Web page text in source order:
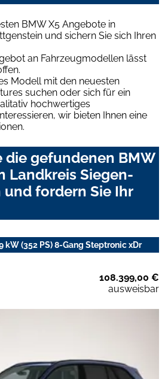
BMW X5 Angebote in
und sichern Sie sich Ihren
an Fahrzeugmodellen lässt
Modell mit den neuesten
suchen oder sich für ein
hochwertiges
wir bieten Ihnen eine
die gefundenen BMW
Landkreis Siegen-
fordern Sie Ihr
kW (352 PS) 8-Gang Steptronic xDr
108.399,00 €
ausweisbar